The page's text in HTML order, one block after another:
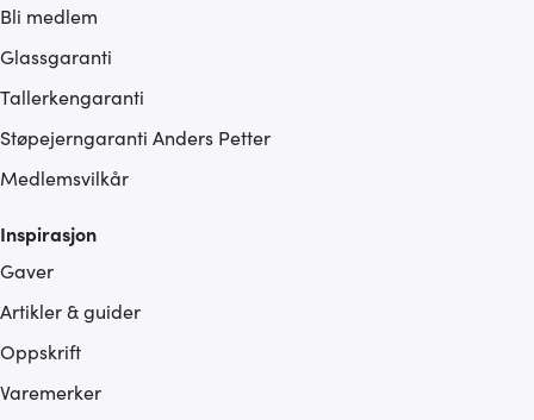
Bli medlem
Glassgaranti
Tallerkengaranti
Støpejerngaranti Anders Petter
Medlemsvilkår
Inspirasjon
Gaver
Artikler & guider
Oppskrift
Varemerker